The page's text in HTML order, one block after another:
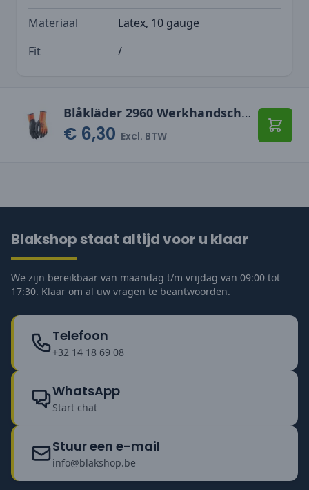
Materiaal
Latex, 10 gauge
Fit
/
Blåkläder 2960 Werkhandschoenen Ambacht gevoerd latex gecoat
€ 6,30 Excl. BTW
Blakshop staat altijd voor u klaar
We zijn bereikbaar van maandag t/m vrijdag van 09:00 tot
17:30. Klaar om al uw vragen te beantwoorden.
Telefoon
+32 14 18 69 08
WhatsApp
Start chat
Stuur een e-mail
info@blakshop.be